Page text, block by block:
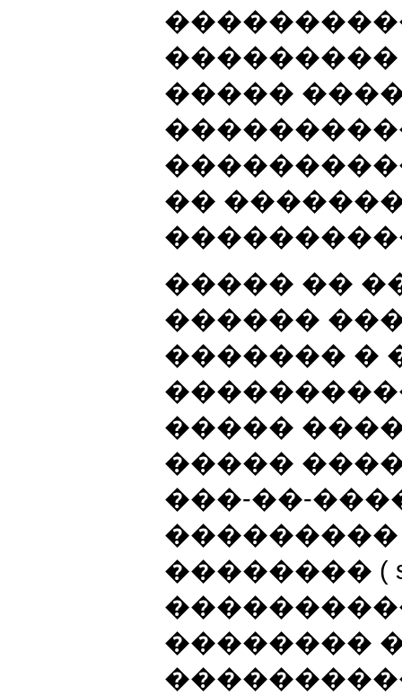
���������
�����
��
����� ��
������
������� �
�����
�����
���-��-
�������� (
��������